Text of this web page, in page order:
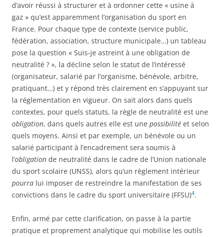
d’avoir réussi à structurer et à ordonner cette « usine à
gaz » qu’est apparemment l’organisation du sport en
France. Pour chaque type de contexte (service public,
fédération, association, structure municipale…) un tableau
pose la question « Suis-je astreint à une obligation de
neutralité ? », la décline selon le statut de l’intéressé
(organisateur, salarié par l’organisme, bénévole, arbitre,
pratiquant…) et y répond très clairement en s’appuyant sur
la réglementation en vigueur. On sait alors dans quels
contextes, pour quels statuts, la règle de neutralité est une
obligation, dans quels autres elle est une possibilité et selon
quels moyens. Ainsi et par exemple, un bénévole ou un
salarié participant à l’encadrement sera soumis à
l’obligation de neutralité dans le cadre de l’Union nationale
du sport scolaire (UNSS), alors qu’un règlement intérieur
pourra lui imposer de restreindre la manifestation de ses
convictions dans le cadre du sport universitaire (FFSU)4.
Enfin, armé par cette clarification, on passe à la partie
pratique et proprement analytique qui mobilise les outils